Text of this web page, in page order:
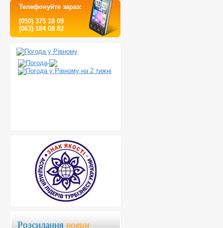
Телефонуйте зараз:
(050) 375 18 09
(063) 184 08 82
Розсилання новин